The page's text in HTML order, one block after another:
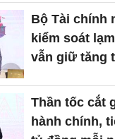
Bộ Tài chính
kiểm soát
vẫn giữ tăng
Thần tốc cắt
hành chính,